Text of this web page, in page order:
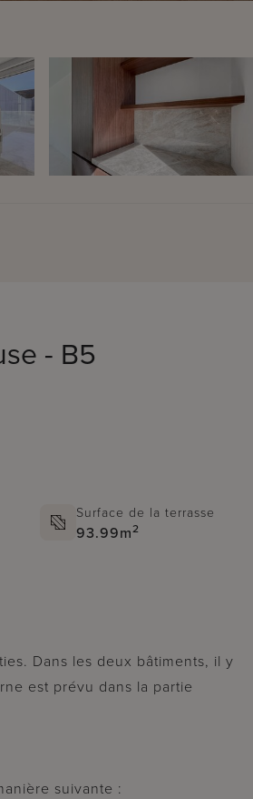
- B5
Surface de la terrasse
93.99m2
est prévu dans la partie
suivante :